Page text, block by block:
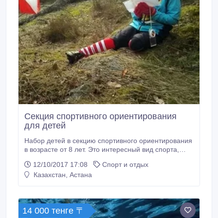
Секция спортивного ориентирования
для детей
Набор детей в секцию спортивного ориентирования
в возрасте от 8 лет. Это интересный вид спорта,
лыжную подготовку, работу с топографическими
картами местности и работу с компасом.
выездные сборы и соревнования в лесах.
12/10/2017 17:08
Спорт и отдых
Казахстан, Астана
14 000 тенге 〒